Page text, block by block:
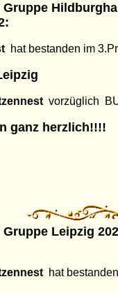
hat bestanden im
vorzüglich
herzlich!!!!
Leipzig
hat